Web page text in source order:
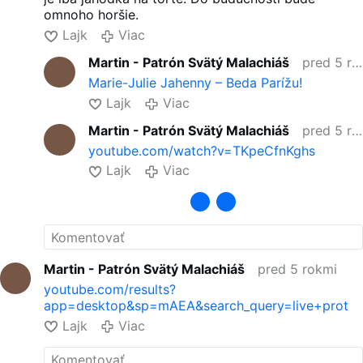
omnoho horšie.
Lajk
Viac
Martin - Patrón Svätý Malachiáš
pred 5 rokmi
Marie-Julie Jahenny – Beda Parížu!
Lajk
Viac
Martin - Patrón Svätý Malachiáš
pred 5 rokmi
youtube.com/watch?v=TKpeCfnKghs
Lajk
Viac
Martin - Patrón Svätý Malachiáš
pred 5 rokmi
youtube.com/results?
app=desktop&sp=mAEA&search_query=live+prot
Lajk
Viac